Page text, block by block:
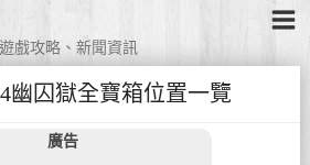
戲攻略、新聞資訊
幽囚獄全寶箱位置一覽
廣告